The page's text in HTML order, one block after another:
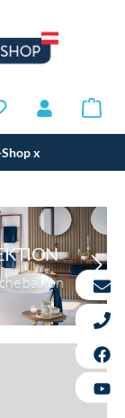
x
balkon